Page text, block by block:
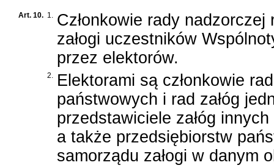
Art. 10. 1.
Członkowie rady nadzorczej
załogi uczestników
przez elektorów.
2.
Elektorami są członkowie
państwowych i rad załóg
przedstawiciele załóg
a także przedsiębiorstw
samorządu załogi w danym